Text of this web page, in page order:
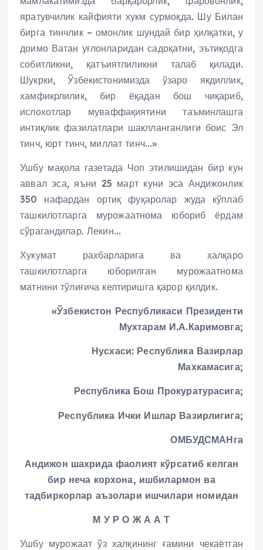
яратувчилик кайфияти хукм сурмоқда. Шу Билан
бирга тинчлик – омонлик шундай бир ҳилқатки, у
доимо Ватан уғлонларидан садоқатни, эътиқодга
собитликни, қатъиятлиликни талаб қилади.
Шукрки, Ўзбекистонимизда ўзаро якдиллик,
хамфикрлилик, бир ёқадан бош чиқариб,
ислохотлар муваффақиятини таъминлашга
интиқлик фазилатлари шаклланганлиги боис Эл
тинч, юрт тинч, миллат тинч…»
Ушбу мақола газетада Чоп этилишидан бир кун
аввал эса, яъни 25 март куни эса Андижонлик
350 нафардан ортиқ фуқаролар жуда кўплаб
ташкилотларга мурожаатнома юбориб ёрдам
сўрагандилар. Лекин…
Хукумат рахбарларига ва халқаро
ташкилотларга юборилган мурожаатнома
матнини тўлиғича келтиришга қарор қилдик.
«Ўзбекистон Республикаси Президенти
Мухтарам И.А.Каримовга;
Нусхаси: Республика Вазирлар
Махкамасига;
Республика Бош Прокуратурасига;
Республика Ички Ишлар Вазирлигига;
ОМБУДСМАНга
Андижон шахрида фаолият кўрсатиб келган
бир неча корхона, ишбилармон ва
тадбиркорлар аъзолари ишчилари номидан
М У Р О Ж А А Т
Ушбу мурожаат ўз халқининг ғамини чекаётган